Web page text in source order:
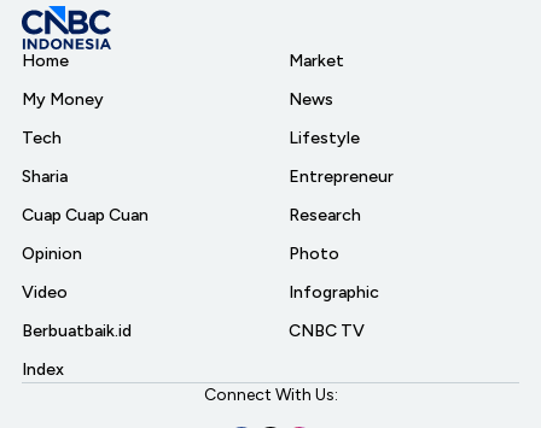
Home
My Money
Tech
Sharia
Cuap Cuap Cuan
Opinion
Video
Berbuatbaik.id
Index
Market
News
Lifestyle
Entrepreneur
Research
Photo
Infographic
CNBC TV
Connect With Us: